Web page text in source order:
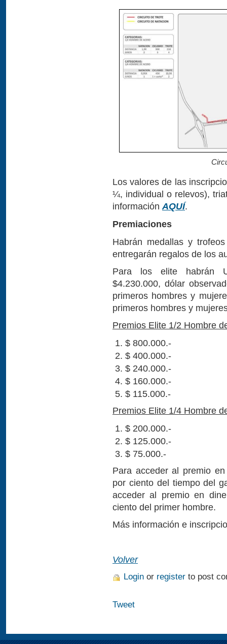
Los valores de las
¼, individual o relevos),
información AQUÍ.
Premiaciones
Habrán medallas y
entregarán regalos de los
Para los elite habrán
$4.230.000, dólar
primeros hombres y
primeros hombres y
Premios Elite 1/2 Hombre
$ 800.000.-
$ 400.000.-
$ 240.000.-
$ 160.000.-
$ 115.000.-
Premios Elite 1/4 Hombre
$ 200.000.-
$ 125.000.-
$ 75.000.-
Para acceder al premio
por ciento del tiempo del
acceder al premio en
ciento del primer hombre.
Más información e
Volver
Login or register to post
Tweet